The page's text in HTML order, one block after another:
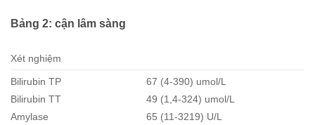
Bảng 2: cận lâm sàng
Xét nghiệm
Bilirubin TP
Bilirubin TT
Amylase
67 (4-390) umol/L
49 (1,4-324) umol/L
65 (11-3219) U/L